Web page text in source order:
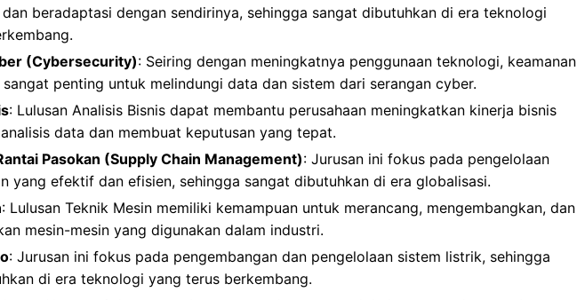
beradaptasi dengan sendirinya, sehingga sangat dibutuhkan di era teknologi
(Cybersecurity): Seiring dengan meningkatnya penggunaan teknologi, keamanan
penting untuk melindungi data dan sistem dari serangan cyber.
: Lulusan Analisis Bisnis dapat membantu perusahaan meningkatkan kinerja bisnis
data dan membuat keputusan yang tepat.
Pasokan (Supply Chain Management): Jurusan ini fokus pada pengelolaan
yang efektif dan efisien, sehingga sangat dibutuhkan di era globalisasi.
: Lulusan Teknik Mesin memiliki kemampuan untuk merancang, mengembangkan, dan
mesin-mesin yang digunakan dalam industri.
: Jurusan ini fokus pada pengembangan dan pengelolaan sistem listrik, sehingga
di era teknologi yang terus berkembang.